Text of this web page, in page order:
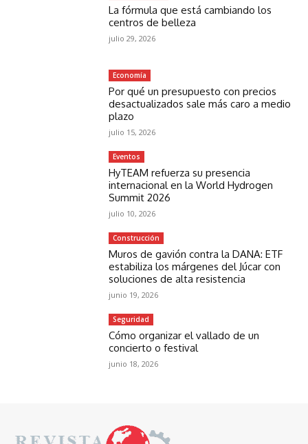
La fórmula que está cambiando los
centros de belleza
julio 29, 2026
Economía
Por qué un presupuesto con precios
desactualizados sale más caro a medio
plazo
julio 15, 2026
Eventos
HyTEAM refuerza su presencia
internacional en la World Hydrogen
Summit 2026
julio 10, 2026
Construcción
Muros de gavión contra la DANA: ETF
estabiliza los márgenes del Júcar con
soluciones de alta resistencia
junio 19, 2026
Seguridad
Cómo organizar el vallado de un
concierto o festival
junio 18, 2026